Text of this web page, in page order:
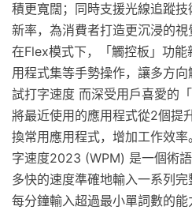
積更寬闊；同時支援光線追蹤
新率，為消費者打造更沉浸的視
在Flex模式下，「觸控板」功
用程式集等手勢操作，讓多方
試打字速度 而深受用戶喜愛的
將最近使用的應用程式從2個提
換常用應用程式，增加工作效
字速度2023 (WPM) 是一個術
多快的速度準確地輸入一系列
每分鐘輸入超過最小單詞數的